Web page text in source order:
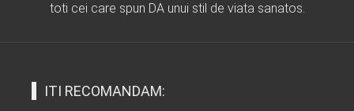
toti cei care spun DA unui stil de viata sanatos.
ITI RECOMANDAM: